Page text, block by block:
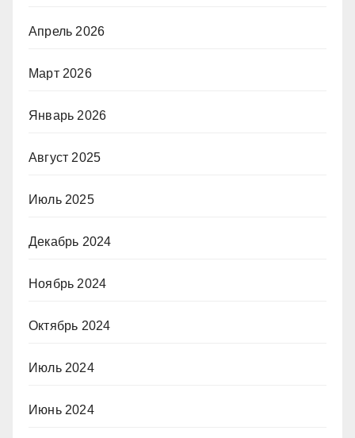
Апрель 2026
Март 2026
Январь 2026
Август 2025
Июль 2025
Декабрь 2024
Ноябрь 2024
Октябрь 2024
Июль 2024
Июнь 2024